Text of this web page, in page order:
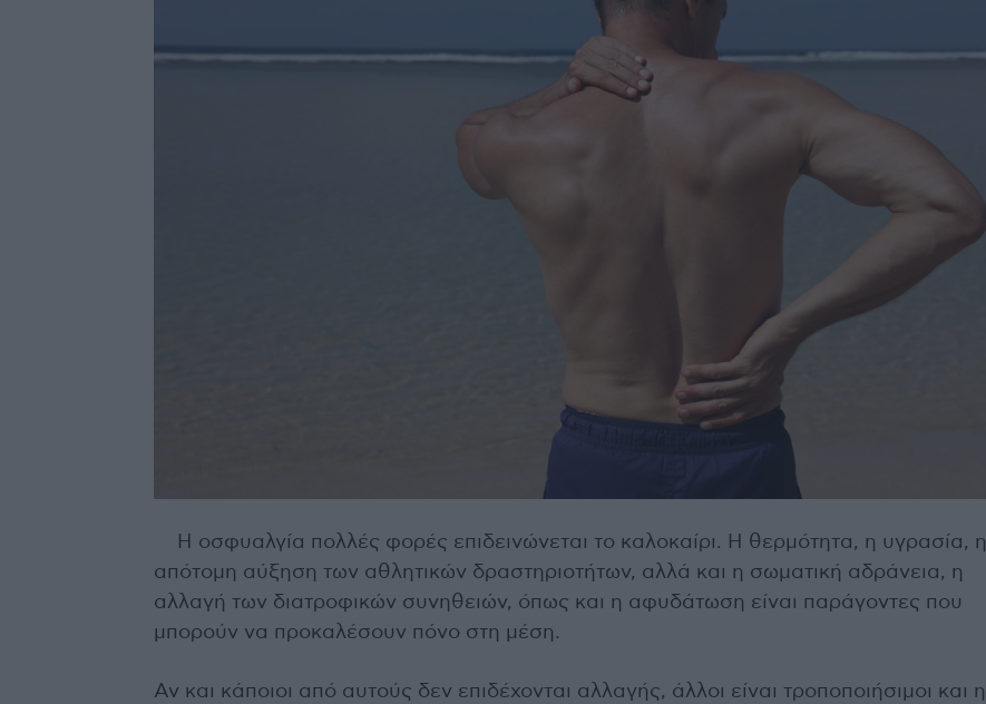
Η οσφυαλγία πολλές φορές επιδεινώνεται το καλοκαίρι. Η θερμότητα, η υγρασία, η
απότομη αύξηση των αθλητικών δραστηριοτήτων, αλλά και η σωματική αδράνεια, η
αλλαγή των διατροφικών συνηθειών, όπως και η αφυδάτωση είναι παράγοντες που
μπορούν να προκαλέσουν πόνο στη μέση.
Αν και κάποιοι από αυτούς δεν επιδέχονται αλλαγής, άλλοι είναι τροποποιήσιμοι και η